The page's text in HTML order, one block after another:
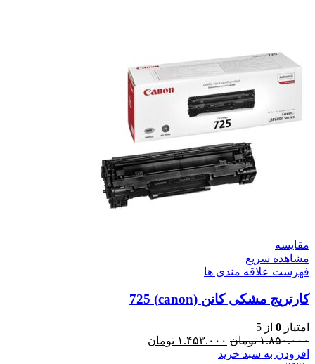
مقایسه
مشاهده سریع
فهرست علاقه مندی ها
کارتریج مشکی کانن (canon) 725
امتیاز 0 از 5
۱.۸۵۰.۰۰۰ تومان ۱.۴۵۳.۰۰۰ تومان
افزودن به سبد خرید